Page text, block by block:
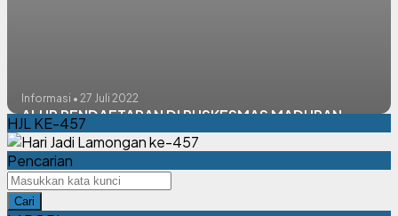
Informasi • 27 Juli 2022
ALUR PENDAFTARAN DI PUSKESMAS MADURAN
HJL KE-457
Pencarian
Cari